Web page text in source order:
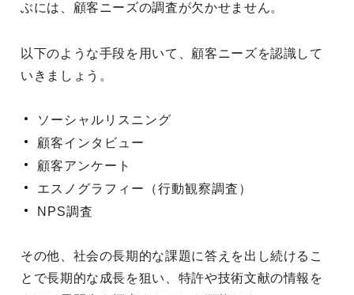
ぶには、顧客ニーズの調査が欠かせません。
以下のような手段を用いて、顧客ニーズを認識して
いきましょう。
ソーシャルリスニング
顧客インタビュー
顧客アンケート
エスノグラフィー（行動観察調査）
NPS調査
その他、社会の長期的な課題に答えを出し続けるこ
とで長期的な成長を狙い、特許や技術文献の情報を